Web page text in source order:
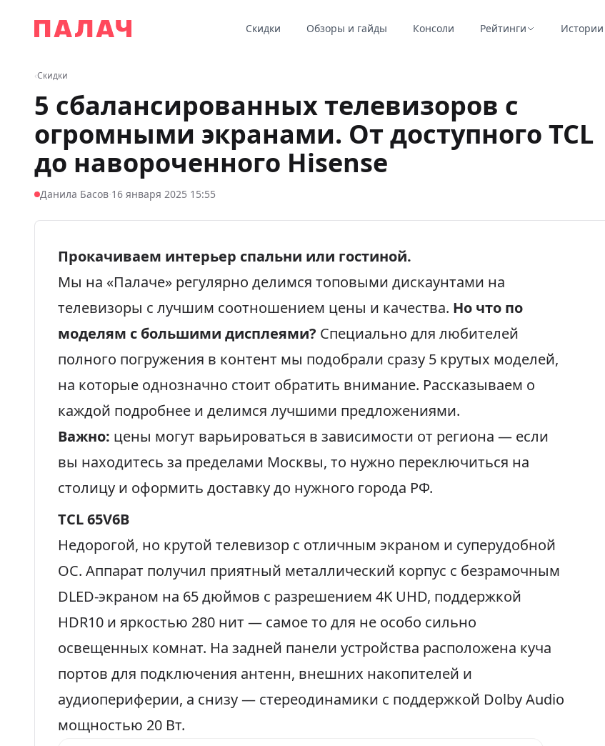
Палач
Скидки Обзоры и гайды Консоли Рейтинги Истории
‹Скидки
5 сбалансированных телевизоров с
огромными экранами. От доступного TCL
до навороченного Hisense
Данила Басов·16 января 2025 15:55
Прокачиваем интерьер спальни или гостиной.
Мы на «Палаче» регулярно делимся топовыми дискаунтами на
телевизоры с лучшим соотношением цены и качества. Но что по
моделям с большими дисплеями? Специально для любителей
полного погружения в контент мы подобрали сразу 5 крутых моделей,
на которые однозначно стоит обратить внимание. Рассказываем о
каждой подробнее и делимся лучшими предложениями.
Важно: цены могут варьироваться в зависимости от региона — если
вы находитесь за пределами Москвы, то нужно переключиться на
столицу и оформить доставку до нужного города РФ.
TCL 65V6B
Недорогой, но крутой телевизор с отличным экраном и суперудобной
ОС. Аппарат получил приятный металлический корпус с безрамочным
DLED-экраном на 65 дюймов с разрешением 4K UHD, поддержкой
HDR10 и яркостью 280 нит — самое то для не особо сильно
освещенных комнат. На задней панели устройства расположена куча
портов для подключения антенн, внешних накопителей и
аудиопериферии, а снизу — стереодинамики с поддержкой Dolby Audio
мощностью 20 Вт.